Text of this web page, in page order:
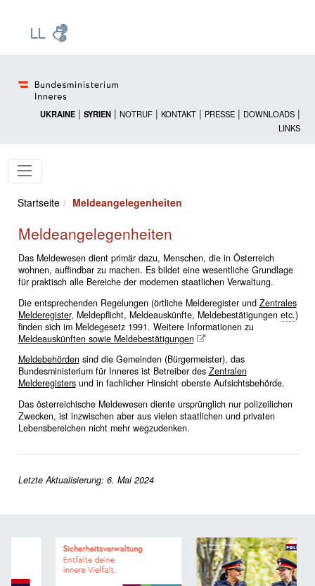
UKRAINE | SYRIEN | NOTRUF | KONTAKT | PRESSE | DOWNLOADS |
LINKS
Startseite Meldeangelegenheiten
Meldeangelegenheiten
Das Meldewesen dient primär dazu, Menschen, die in Österreich
wohnen, auffindbar zu machen. Es bildet eine wesentliche Grundlage
für praktisch alle Bereiche der modernen staatlichen Verwaltung.
Die entsprechenden Regelungen (örtliche Melderegister und Zentrales
Melderegister, Meldepflicht, Meldeauskünfte, Meldebestätigungen etc.)
finden sich im Meldegesetz 1991. Weitere Informationen zu
Meldeauskünften sowie Meldebestätigungen
Meldebehördensind die Gemeinden (Bürgermeister), das
Bundesministerium für Inneres ist Betreiber des Zentralen
Melderegistersund in fachlicher Hinsicht oberste Aufsichtsbehörde.
Das österreichische Meldewesen diente ursprünglich nur polizeilichen
Zwecken, ist inzwischen aber aus vielen staatlichen und privaten
Lebensbereichen nicht mehr wegzudenken.
Letzte Aktualisierung: 6. Mai 2024